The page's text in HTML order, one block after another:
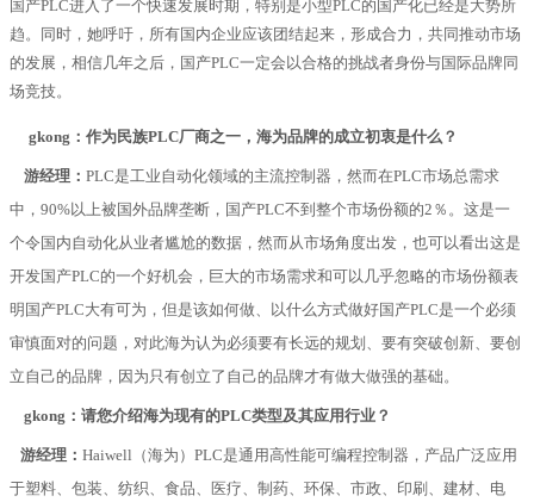
国产PLC进入了一个快速发展时期，特别是小型PLC的国产化已经是大势所
趋。同时，她呼吁，所有国内企业应该团结起来，形成合力，共同推动市场
的发展，相信几年之后，国产PLC一定会以合格的挑战者身份与国际品牌同
场竞技。
gkong：作为民族PLC厂商之一，海为品牌的成立初衷是什么？
游经理： PLC是工业自动化领域的主流控制器，然而在PLC市场总需求
中，90%以上被国外品牌垄断，国产PLC不到整个市场份额的2％。这是一
个令国内自动化从业者尴尬的数据，然而从市场角度出发，也可以看出这是
开发国产PLC的一个好机会，巨大的市场需求和可以几乎忽略的市场份额表
明国产PLC大有可为，但是该如何做、以什么方式做好国产PLC是一个必须
审慎面对的问题，对此海为认为必须要有长远的规划、要有突破创新、要创
立自己的品牌，因为只有创立了自己的品牌才有做大做强的基础。
gkong：请您介绍海为现有的PLC类型及其应用行业？
游经理： Haiwell（海为）PLC是通用高性能可编程控制器，产品广泛应用
于塑料、包装、纺织、食品、医疗、制药、环保、市政、印刷、建材、电